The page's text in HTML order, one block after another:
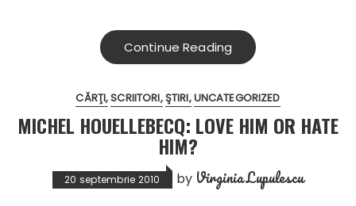
Continue Reading
CĂRŢI SCRIITORI ŞTIRI UNCATEGORIZED
MICHEL HOUELLEBECQ: LOVE HIM OR HATE
HIM?
20 septembrie 2010 by Virginia Lupulescu